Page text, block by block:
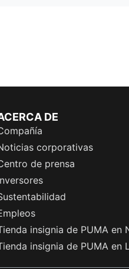
DE
corporativas
de prensa
insignia de PUMA en
insignia de PUMA en